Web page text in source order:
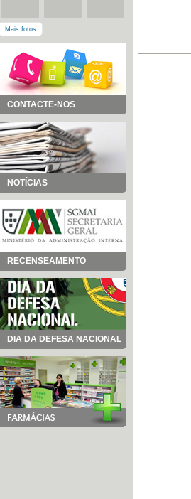
Mais fotos
CONTACTE-NOS
NOTÍCIAS
RECENSEAMENTO
DIA DA DEFESA NACIONAL